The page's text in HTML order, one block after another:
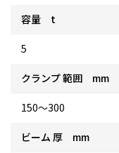
容量 t
5
クランプ 範囲 mm
150～300
ビーム 厚 mm